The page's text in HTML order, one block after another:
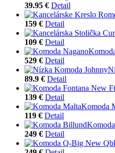
39.95 € Detail
159 € Detail
109 € Detail
529 € Detail
89.9 € Detail
139 € Detail
Komoda
119 € Detail
249 € Detail